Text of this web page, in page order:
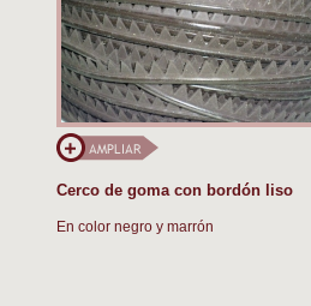
Cerco de goma con bordón liso
En color negro y marrón